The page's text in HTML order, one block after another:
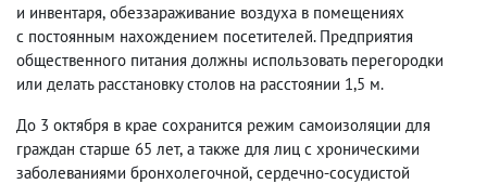
и инвентаря, обеззараживание воздуха в помещениях
с постоянным нахождением посетителей. Предприятия
общественного питания должны использовать перегородки
или делать расстановку столов на расстоянии 1,5 м.
До 3 октября в крае сохранится режим самоизоляции для
граждан старше 65 лет, а также для лиц с хроническими
заболеваниями бронхолегочной, сердечно-сосудистой